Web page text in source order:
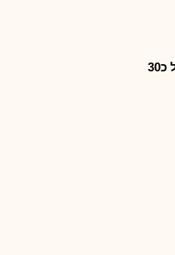
הכשע-הנפקה פרטית של מניות ואופ של כ30